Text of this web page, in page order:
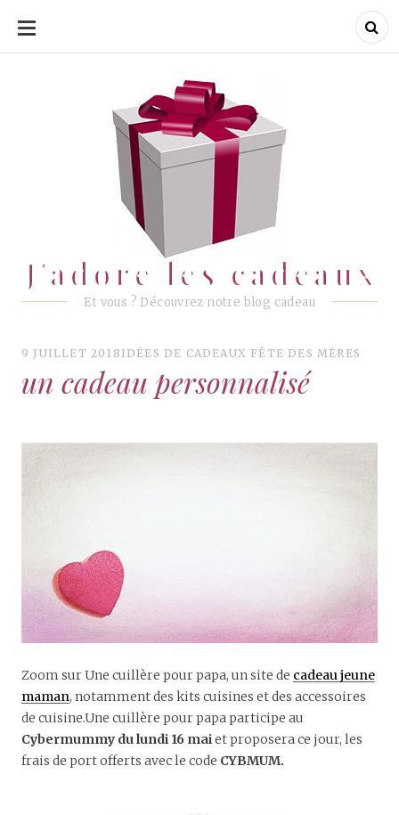
ALLER
CONTENU
J'adore les cadeaux
Et vous ? Découvrez notre blog cadeau
J'adore les cadeaux
9 JUILLET 2018 IDÉES DE CADEAUX FÊTE DES MÈRES
un cadeau personnalisé
Zoom sur Une cuillère pour papa, un site de cadeau jeune
maman, notamment des kits cuisines et des accessoires
de cuisine.Une cuillère pour papa participe au
Cybermummy du lundi 16 maiet proposera ce jour, les
frais de port offerts avec le code CYBMUM.